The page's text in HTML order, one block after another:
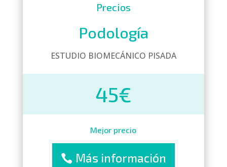
Precios
Podología
ESTUDIO BIOMECÁNICO PISADA
45€
Mejor precio
Más información